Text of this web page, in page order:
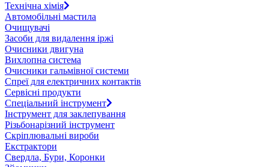
Технічна хімія
Автомобільні мастила
Очищувачі
Засоби для видалення іржі
Очисники двигуна
Вихлопна система
Очисники гальмівної системи
Спреї для електричних контактів
Сервісні продукти
Спеціальний інструмент
Інструмент для заклепування
Різьбонарізний інструмент
Скріплювальні вироби
Екстрактори
Свердла, Бури, Коронки